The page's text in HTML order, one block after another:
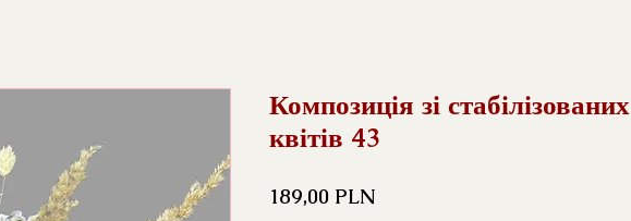
Композиція зі стабілізованих
квітів 43
189,00 PLNЦіна